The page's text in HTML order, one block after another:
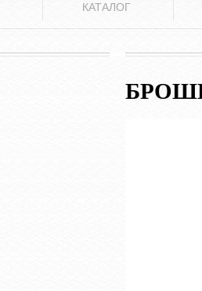
КАТАЛОГ